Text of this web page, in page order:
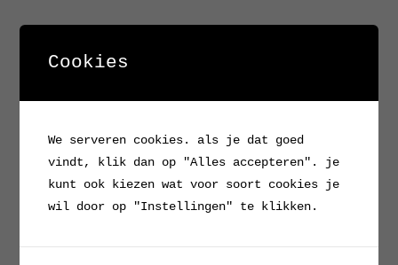
Cookies
We serveren cookies. als je dat goed
vindt, klik dan op "Alles accepteren". je
kunt ook kiezen wat voor soort cookies je
wil door op "Instellingen" te klikken.